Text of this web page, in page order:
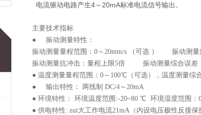
电流驱动电路产生4～20mA标准电流信号输出。
主要技术指标
● 振动测量特性：
振动测量量程范围：0～20mm/s （可选 ） 振动测量
振动测量抗冲击：量程上限5倍 振动测量综合误差
● 温度测量量程范围：0～100℃（可选），温度测量综
● 输出特性： 两线制 DC/4～20mA
● 环境特性： 环境温度范围:-20~80 ℃ 环境湿度范围：
● 供电特性: zui大工作电流21mA（内设电压极性反接保